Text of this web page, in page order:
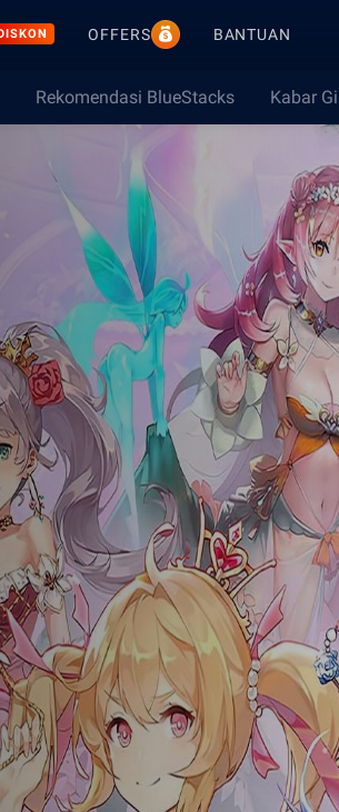
OFFERS BANTUAN
Rekomendasi BlueStacks Kabar